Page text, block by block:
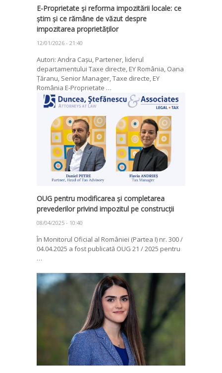
E-Proprietate și reforma impozitării locale: ce
știm și ce rămâne de văzut despre
impozitarea proprietăților
12/01/2026 - 21:40
Autori: Andra Cașu, Partener, liderul
departamentului Taxe directe, EY România, Oana
Țăranu, Senior Manager, Taxe directe, EY
România E-Proprietate …
OUG pentru modificarea și completarea
prevederilor privind impozitul pe construcții
08/04/2025 - 10:40
În Monitorul Oficial al României (Partea I) nr. 300 /
04.04.2025 a fost publicată OUG 21 / 2025 pentru
…